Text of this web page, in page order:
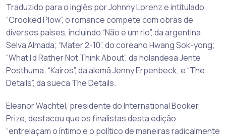
Traduzido para o inglês por Johnny Lorenz e intitulado
“Crooked Plow”, o romance compete com obras de
diversos países, incluindo “Não é um rio”, da argentina
Selva Almada; “Mater 2-10”, do coreano Hwang Sok-yong;
“What I’d Rather Not Think About”, da holandesa Jente
Posthuma; “Kairos”, da alemã Jenny Erpenbeck; e “The
Details”, da sueca The Details.
Eleanor Wachtel, presidente do International Booker
Prize, destacou que os finalistas desta edição
“entrelaçam o íntimo e o político de maneiras radicalmente